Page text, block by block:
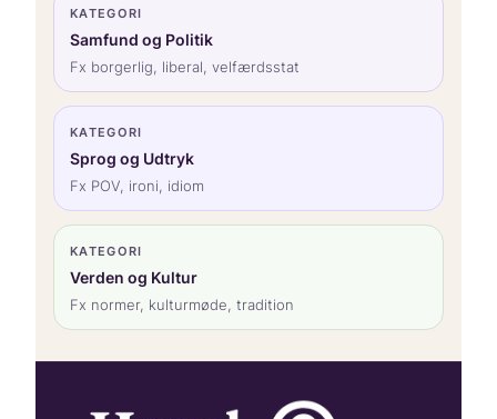
KATEGORI
Samfund og Politik
Fx borgerlig, liberal, velfærdsstat
KATEGORI
Sprog og Udtryk
Fx POV, ironi, idiom
KATEGORI
Verden og Kultur
Fx normer, kulturmøde, tradition